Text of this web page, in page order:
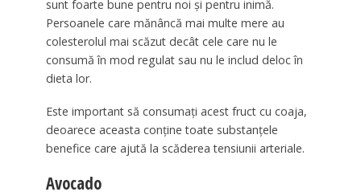
sunt foarte bune pentru noi și pentru inimă.
Persoanele care mănâncă mai multe mere au
colesterolul mai scăzut decât cele care nu le
consumă în mod regulat sau nu le includ deloc în
dieta lor.
Este important să consumați acest fruct cu coaja,
deoarece aceasta conține toate substanțele
benefice care ajută la scăderea tensiunii arteriale.
Avocado